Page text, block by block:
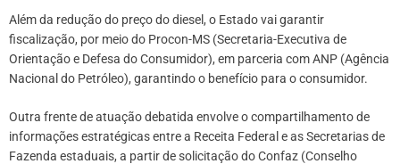
Além da redução do preço do diesel, o Estado vai garantir
fiscalização, por meio do Procon-MS (Secretaria-Executiva de
Orientação e Defesa do Consumidor), em parceria com ANP (Agência
Nacional do Petróleo), garantindo o benefício para o consumidor.
Outra frente de atuação debatida envolve o compartilhamento de
informações estratégicas entre a Receita Federal e as Secretarias de
Fazenda estaduais, a partir de solicitação do Confaz (Conselho